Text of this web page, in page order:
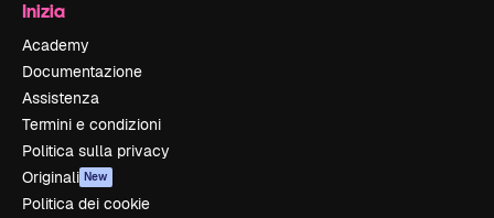
Inizia
Academy
Documentazione
Assistenza
Termini e condizioni
Politica sulla privacy
Originali New
Politica dei cookie